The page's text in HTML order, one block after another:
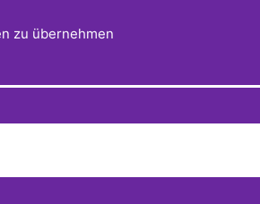
zu übernehmen